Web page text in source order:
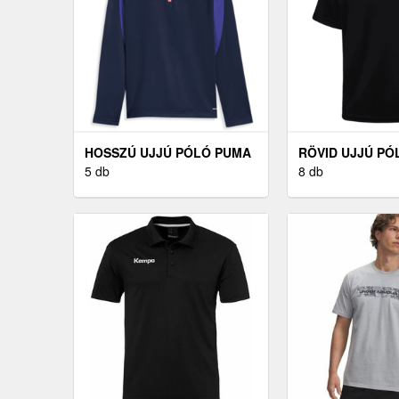
HOSSZÚ UJJÚ PÓLÓ PUMA
INDIVIDUALLIGA 1/4 ZIP
5 db
RÖVID UJJÚ
HMLLOGO
8 db